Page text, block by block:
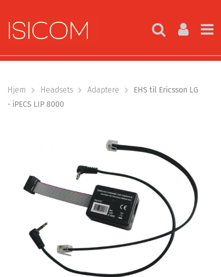
Hjem Headsets Adaptere
EHS til Ericsson LG
- iPECS LIP 8000